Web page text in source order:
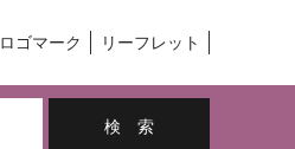
ロゴマーク リーフレット